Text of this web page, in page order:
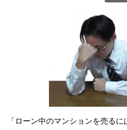
「ローン中のマンションを売るに